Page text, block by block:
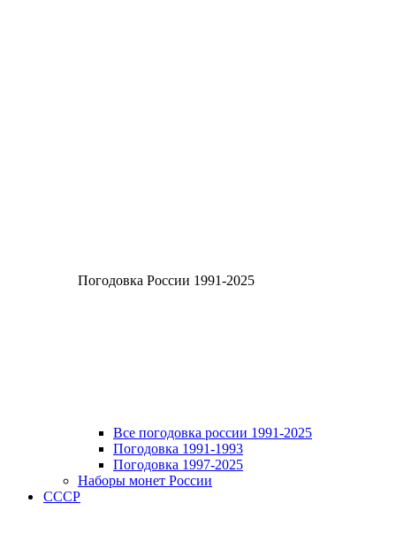
Погодовка России 1991-2025
Все погодовка россии 1991-2025
Погодовка 1991-1993
Погодовка 1997-2025
Наборы монет России
СССР